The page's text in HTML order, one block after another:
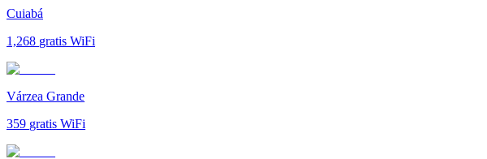
Cuiabá
1,268 gratis WiFi
Várzea Grande
359 gratis WiFi